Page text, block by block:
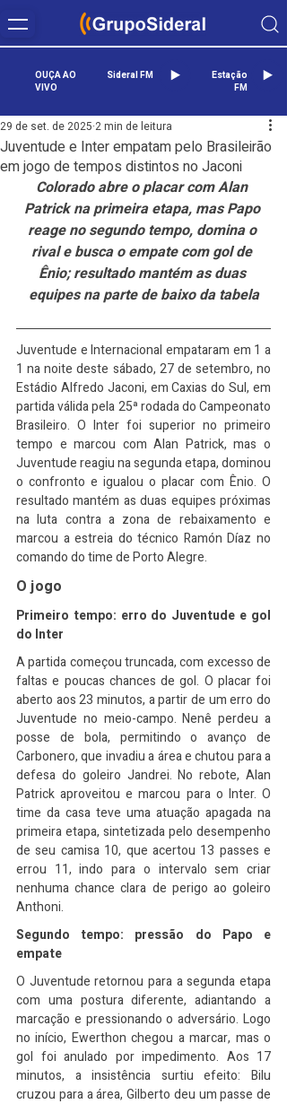
OUÇA AO
VIVO
Sideral FM
Estação
FM
Juventude e Inter empatam pelo Brasileirão
em jogo de tempos distintos no Jaconi
29 de set. de 2025 2 min de leitura
Colorado abre o placar com Alan
Patrick na primeira etapa, mas Papo
reage no segundo tempo, domina o
rival e busca o empate com gol de
Ênio; resultado mantém as duas
equipes na parte de baixo da tabela
Juventude e Internacional empataram em 1 a
1 na noite deste sábado, 27 de setembro, no
Estádio Alfredo Jaconi, em Caxias do Sul, em
partida válida pela 25ª rodada do Campeonato
Brasileiro. O Inter foi superior no primeiro
tempo e marcou com Alan Patrick, mas o
Juventude reagiu na segunda etapa, dominou
o confronto e igualou o placar com Ênio. O
resultado mantém as duas equipes próximas
na luta contra a zona de rebaixamento e
marcou a estreia do técnico Ramón Díaz no
comando do time de Porto Alegre.
O jogo
Primeiro tempo: erro do Juventude e gol
do Inter
A partida começou truncada, com excesso de
faltas e poucas chances de gol. O placar foi
aberto aos 23 minutos, a partir de um erro do
Juventude no meio-campo. Nenê perdeu a
posse de bola, permitindo o avanço de
Carbonero, que invadiu a área e chutou para a
defesa do goleiro Jandrei. No rebote, Alan
Patrick aproveitou e marcou para o Inter. O
time da casa teve uma atuação apagada na
primeira etapa, sintetizada pelo desempenho
de seu camisa 10, que acertou 13 passes e
errou 11, indo para o intervalo sem criar
nenhuma chance clara de perigo ao goleiro
Anthoni.
Segundo tempo: pressão do Papo e
empate
O Juventude retornou para a segunda etapa
com uma postura diferente, adiantando a
marcação e pressionando o adversário. Logo
no início, Ewerthon chegou a marcar, mas o
gol foi anulado por impedimento. Aos 17
minutos, a insistência surtiu efeito: Bilu
cruzou para a área, Gilberto deu um passe de